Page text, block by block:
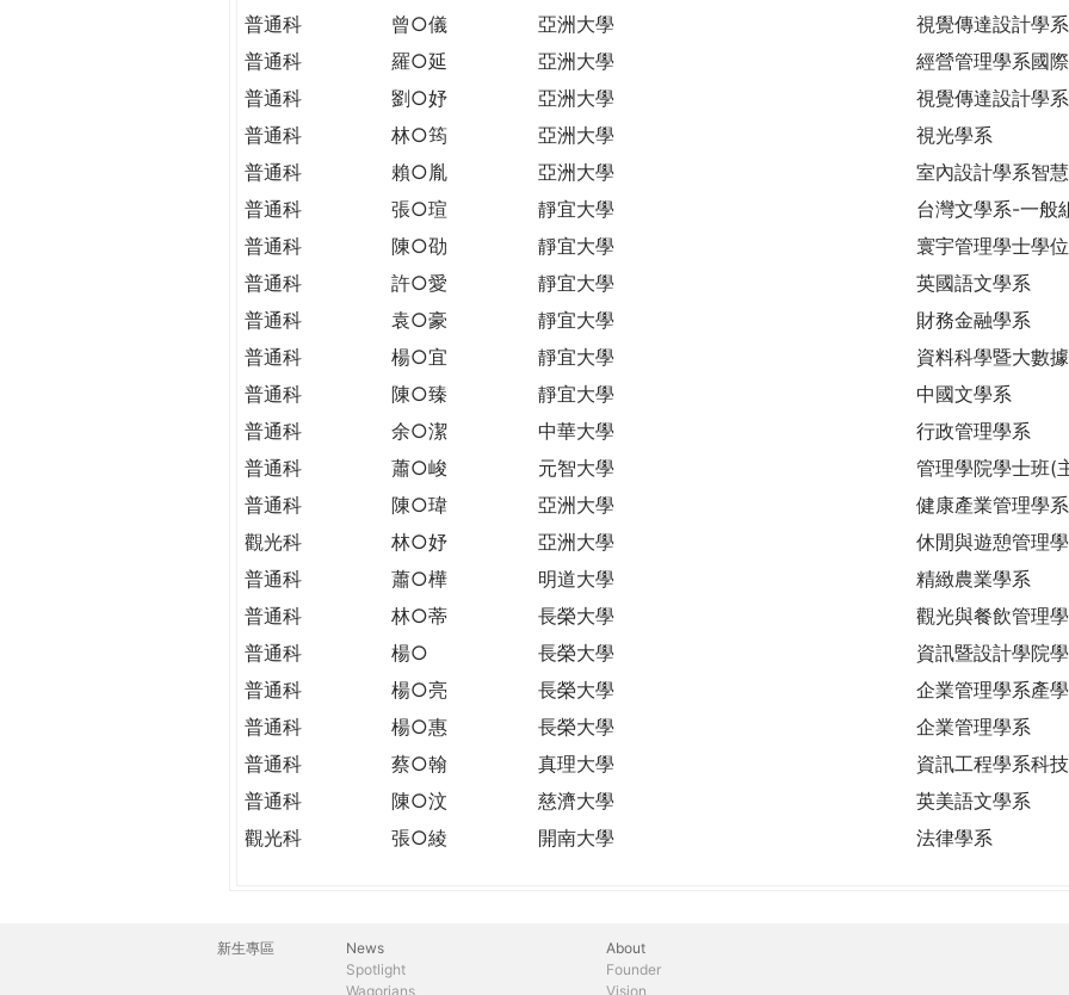
普通科
曾○儀 亞洲大學
視覺傳達設計學系
普通科
羅○延 亞洲大學
經營管理學系國
普通科
劉○妤 亞洲大學
視覺傳達設計學系
普通科
林○筠 亞洲大學
視光學系
普通科
賴○胤 亞洲大學
室內設計學系智
普通科
張○瑄 靜宜大學
台灣文學系-一般
普通科
陳○劭 靜宜大學
寰宇管理學士學
普通科
許○愛 靜宜大學
英國語文學系
普通科
袁○豪 靜宜大學
財務金融學系
普通科
楊○宜 靜宜大學
資料科學暨大數
普通科
陳○臻 靜宜大學
中國文學系
普通科
余○潔 中華大學
行政管理學系
普通科
蕭○峻 元智大學
管理學院學士班(
普通科
陳○瑋 亞洲大學
健康產業管理學
觀光科
林○妤 亞洲大學
休閒與遊憩管理
普通科
蕭○樺 明道大學
精緻農業學系
普通科
林○蒂 長榮大學
觀光與餐飲管理
普通科
楊○ 長榮大學
資訊暨設計學院
普通科
楊○亮 長榮大學
企業管理學系產
普通科
楊○惠 長榮大學
企業管理學系
普通科
蔡○翰 真理大學
資訊工程學系科
普通科
陳○汶 慈濟大學
英美語文學系
觀光科
張○綾 開南大學 法律學系
主
新生專區
News
Spotlight
Wagorians
About
Founder
Vision